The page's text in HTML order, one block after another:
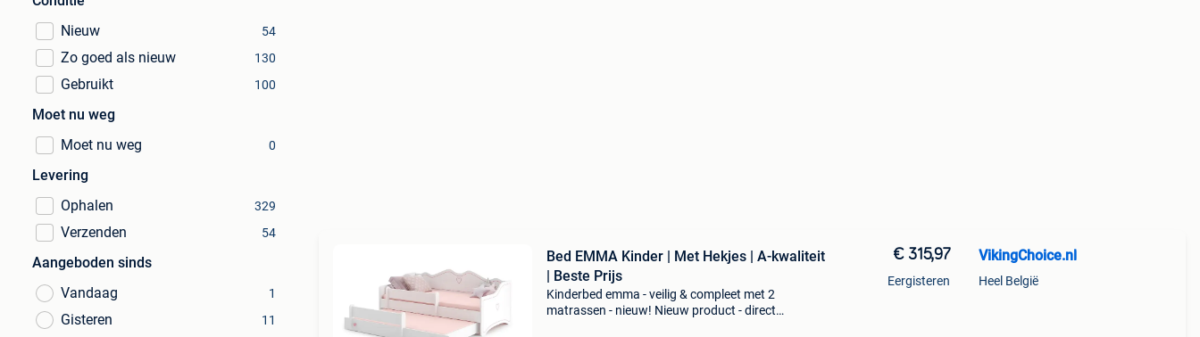
Nieuw
54
Zo goed als nieuw 130
Gebruikt 100
Moet nu weg
Moet nu weg
0
Levering
Ophalen
329
Verzenden 54
Aangeboden sinds
Vandaag
1
Gisteren 11
Bed EMMA Kinder | Met Hekjes | A-kwaliteit
| Beste Prijs
Kinderbed emma - veilig & compleet met 2
matrassen - nieuw! Nieuw product - direct
€ 315,97
Eergisteren
VikingChoice.nl
Heel België